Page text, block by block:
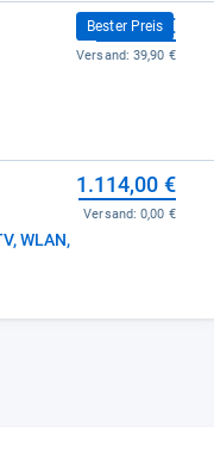
Bester Preis
899,00 €
Versand:39,90 €
WLAN,
1.114,00 €
Versand:0,00 €